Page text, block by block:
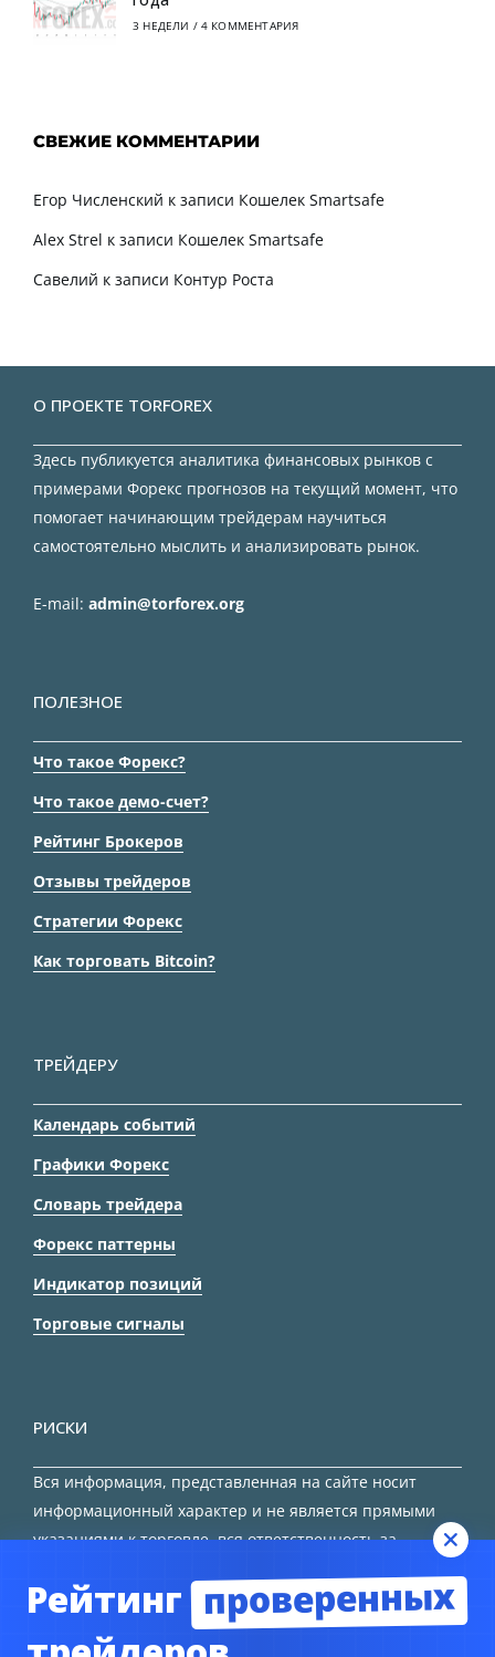
3 НЕДЕЛИ / 4 КОММЕНТАРИЯ
СВЕЖИЕ КОММЕНТАРИИ
Егор Численский к записи Кошелек Smartsafe
Alex Strel к записи Кошелек Smartsafe
Савелий к записи Контур Роста
О ПРОЕКТЕ TORFOREX
Здесь публикуется аналитика финансовых рынков с
примерами Форекс прогнозов на текущий момент, что
помогает начинающим трейдерам научиться
самостоятельно мыслить и анализировать рынок.
E-mail: admin@torforex.org
ПОЛЕЗНОЕ
Что такое Форекс?
Что такое демо-счет?
Рейтинг Брокеров
Отзывы трейдеров
Стратегии Форекс
Как торговать Bitcoin?
ТРЕЙДЕРУ
Календарь событий
Графики Форекс
Словарь трейдера
Форекс паттерны
Индикатор позиций
Торговые сигналы
РИСКИ
Вся информация, представленная на сайте носит
информационный характер и не является прямыми
указаниями к торговле, вся ответственность за
Рейтинг проверенных